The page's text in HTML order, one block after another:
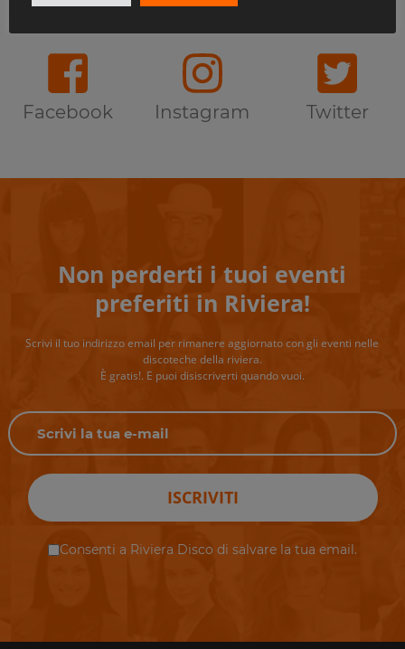
Facebook Instagram Twitter
Non perderti i tuoi eventi
preferiti in Riviera!
Scrivi il tuo indirizzo email per rimanere aggiornato con gli eventi nelle
discoteche della riviera.
È gratis!. E puoi disiscriverti quando vuoi.
ISCRIVITI
Consenti a Riviera Disco di salvare la tua email.